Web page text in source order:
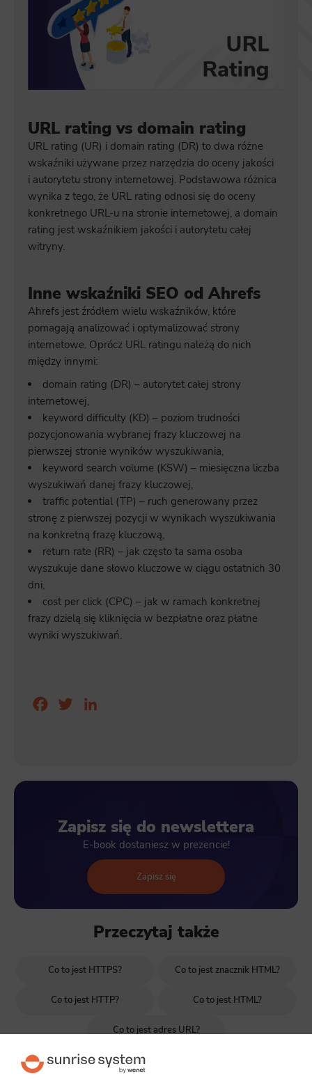
URL rating vs domain rating
URL rating (UR) i domain rating (DR) to dwa różne
wskaźniki używane przez narzędzia do oceny jakości
i autorytetu strony internetowej. Podstawowa różnica
wynika z tego, że URL rating odnosi się do oceny
konkretnego URL-u na stronie internetowej, a domain
rating jest wskaźnikiem jakości i autorytetu całej
witryny.
Inne wskaźniki SEO od Ahrefs
Ahrefs jest źródłem wielu wskaźników, które
pomagają analizować i optymalizować strony
internetowe. Oprócz URL ratingu należą do nich
między innymi:
domain rating (DR) – autorytet całej strony
internetowej,
keyword difficulty (KD) – poziom trudności
pozycjonowania wybranej frazy kluczowej na
pierwszej stronie wyników wyszukiwania,
keyword search volume (KSW) – miesięczna liczba
wyszukiwań danej frazy kluczowej,
traffic potential (TP) – ruch generowany przez
stronę z pierwszej pozycji w wynikach wyszukiwania
na konkretną frazę kluczową,
return rate (RR) – jak często ta sama osoba
wyszukuje dane słowo kluczowe w ciągu ostatnich 30
dni,
cost per click (CPC) – jak w ramach konkretnej
frazy dzielą się kliknięcia w bezpłatne oraz płatne
wyniki wyszukiwań.
Facebook
Twitter
Zapisz się do newslettera
E-book dostaniesz w prezencie!
Zapisz się
Przeczytaj także
Co to jest HTTPS? Co to jest znacznik HTML?
Co to jest HTTP? Co to jest HTML?
Co to jest adres URL?